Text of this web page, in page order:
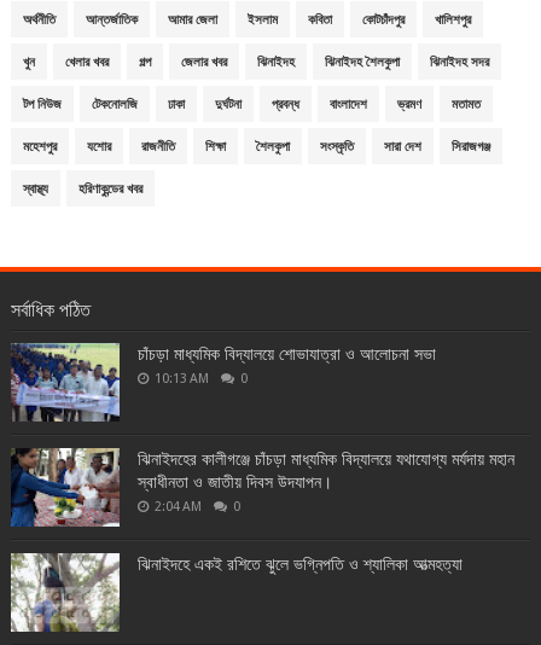
অর্থনীতি আন্তর্জাতিক আমার জেলা ইসলাম কবিতা কোটচাঁদপুর খালিশপুর
খুন খেলার খবর গল্প জেলার খবর ঝিনাইদহ ঝিনাইদহ শৈলকুপা ঝিনাইদহ সদর
টপ নিউজ টেকনোলজি ঢাকা দুর্ঘটনা প্রবন্ধ বাংলাদেশ ভ্রমণ মতামত
মহেশপুর যশোর রাজনীতি শিক্ষা শৈলকুপা সংস্কৃতি সারা দেশ সিরাজগঞ্জ
স্বাস্থ্য হরিণাকুন্ডের খবর
সর্বাধিক পঠিত
চাঁচড়া মাধ্যমিক বিদ্যালয়ে শোভাযাত্রা ও আলোচনা সভা
10:13 AM 0
ঝিনাইদহের কালীগঞ্জে চাঁচড়া মাধ্যমিক বিদ্যালয়ে যথাযোগ্য মর্যদায় মহান
স্বাধীনতা ও জাতীয় দিবস উদযাপন।
2:04 AM 0
ঝিনাইদহে একই রশিতে ঝুলে ভগ্নিপতি ও শ্যালিকা আত্মহত্যা